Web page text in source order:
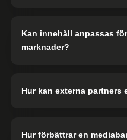
Kan innehåll anpassas
marknader?
Hur kan externa partners
Hur förbättrar en